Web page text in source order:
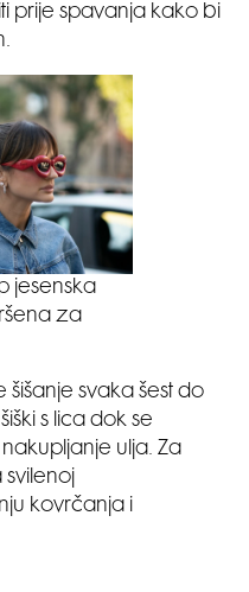
prije spavanja kako bi
jesenska
za
svaka šest do
s lica dok se
ulja. Za
kovrčanja i